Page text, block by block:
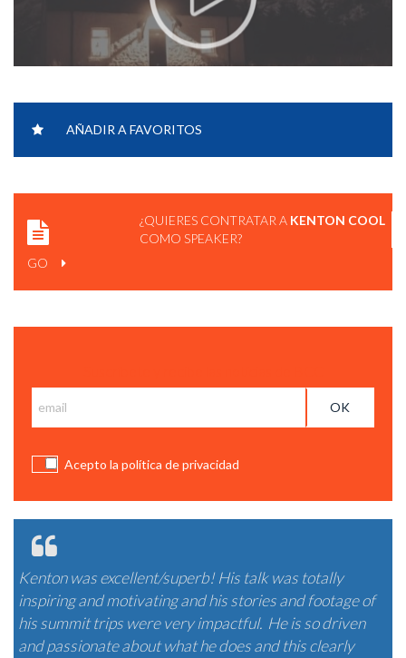
LIFE AT THE TOP WITH KENTON COOL
AÑADIR A FAVORITOS
¿QUIERES CONTRATAR A KENTON COOL
COMO SPEAKER?
GO
Acepto la política de privacidad
Kenton was excellent/superb! His talk was totally
inspiring and motivating and his stories and footage of
his summit trips were very impactful. He is so driven
and passionate about what he does and this clearly